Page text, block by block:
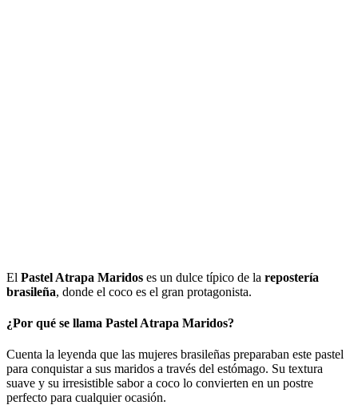
El Pastel Atrapa Maridos es un dulce típico de la repostería
brasileña, donde el coco es el gran protagonista.
¿Por qué se llama Pastel Atrapa Maridos?
Cuenta la leyenda que las mujeres brasileñas preparaban este pastel
para conquistar a sus maridos a través del estómago. Su textura
suave y su irresistible sabor a coco lo convierten en un postre
perfecto para cualquier ocasión.